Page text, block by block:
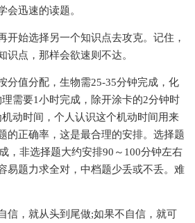
会迅速的读题。
开始选择另一个知识点去攻克。记住，
识点，那样会欲速则不达。
分值分配，生物需25-35分钟完成，化
需要1小时完成，除开涂卡的2分钟时
动时间，个人认识这个机动时间用来
的正确率，这是最合理的安排。选择题
，非选择题大约安排90～100分钟左右
易题力求全对，中档题少丢或不丢。难
信，就从头到尾做;如果不自信，就可